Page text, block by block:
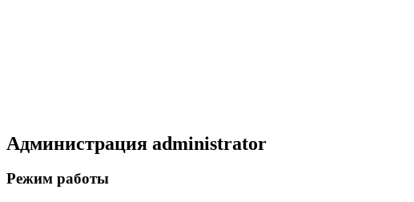
Администрация administrator
Режим работы